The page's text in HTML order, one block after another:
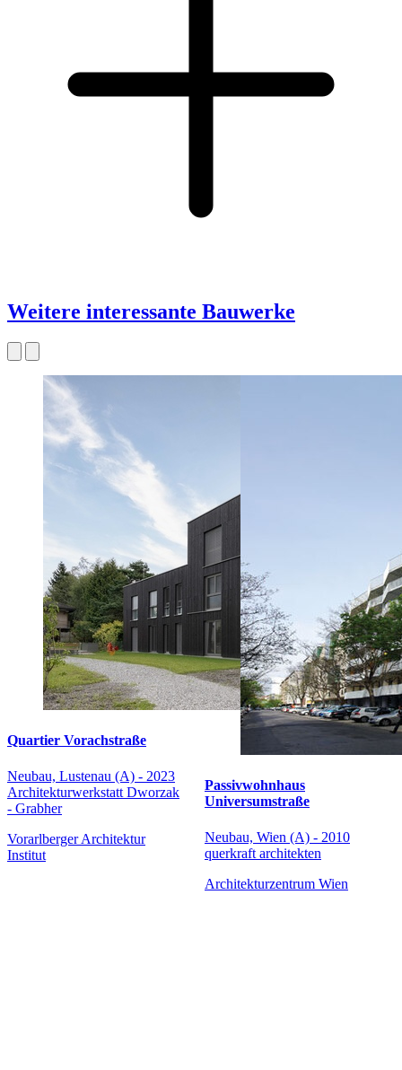
Weitere interessante Bauwerke
Quartier Vorachstraße
Neubau, Lustenau (A) - 2023
Architekturwerkstatt Dworzak
- Grabher
Vorarlberger Architektur
Institut
Passivwohnhaus
Universumstraße
Neubau, Wien (A) - 2010
querkraft architekten
Architekturzentrum Wien